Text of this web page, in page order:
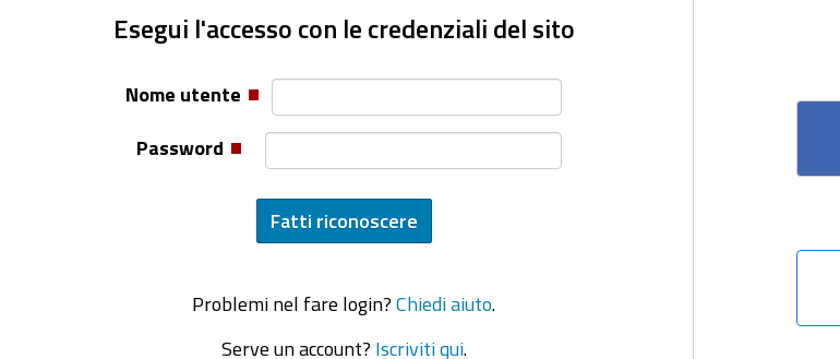
Esegui l'accesso con le credenziali del sito
Nome utente
Password
Problemi nel fare login? Chiedi aiuto
Serve un account? Iscriviti qui.